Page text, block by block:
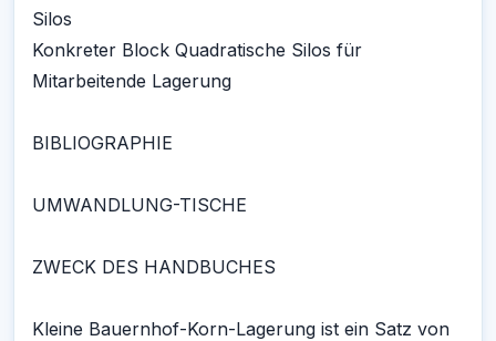
Silos
Konkreter Block Quadratische Silos für
Mitarbeitende Lagerung
BIBLIOGRAPHIE
UMWANDLUNG-TISCHE
ZWECK DES HANDBUCHES
Kleine Bauernhof-Korn-Lagerung ist ein Satz von